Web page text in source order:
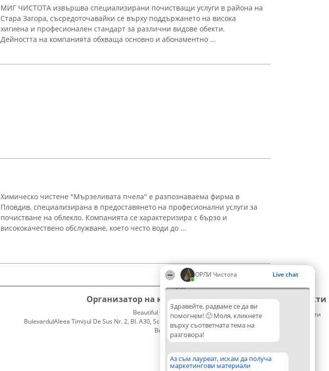
ОРЛИ Чистота Live chat
10:30
Здравейте, радваме се да ви
помогнем! 🙂 Моля, кликнете
върху съответната тема на
разговора!
Аз съм лауреат, искам да получа
маркетингови материали
МИГ ЧИСТОТА извършва специализирани почистващи услуги в района на
Стара Загора, съсредоточавайки се върху поддържането на висока
хигиена и професионален стандарт за различни видове обекти.
Дейността на компанията обхваща основно и абонаментно ...
Химическо чистене "Мързеливата пчела" е разпознаваема фирма в
Пловдив, специализирана в предоставянето на професионални услуги за
почистване на облекло. Компанията се характеризира с бързо и
висококачествено обслужване, което често води до ...
Организатор на класиране
Beautiful Company S.R.L.
BulevardulAleea Timișul De Sus Nr. 2, Bl. A30, Sc. A, Et. 4, Ap. 13
București 53-238
CUI 36737675
Класация
Победители
Списък
на
Правила
Статут/
Контакти
Контакти